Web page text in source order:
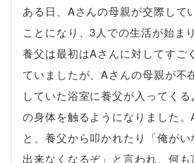
ある日、Aさんの母親が交際して
ことになり、3人での生活が始ま
養父は最初はAさんに対してすご
ていましたが、Aさんの母親が不
していた浴室に養父が入ってく
の身体を触るようになりました
と、養父から叩かれたり「俺が
出来なくなるぞ」と言われ、何